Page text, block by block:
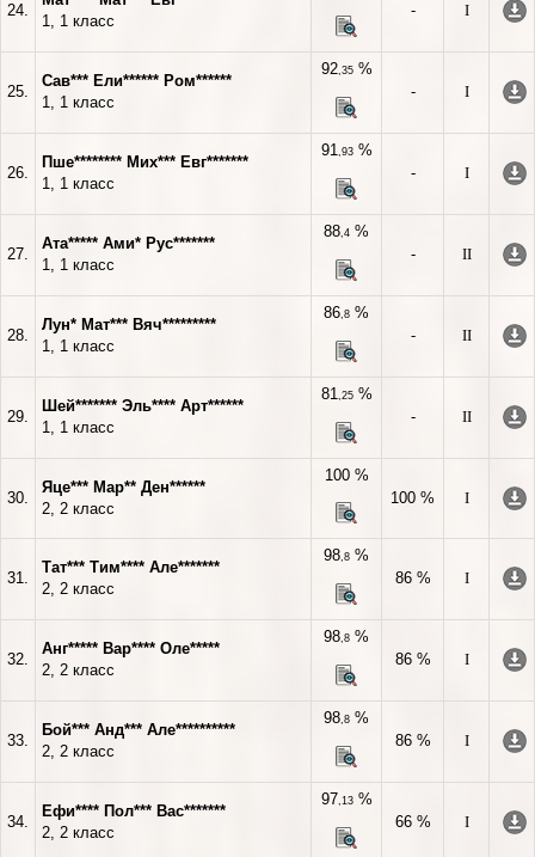
24.
1, 1 класс
- I
25.
Сав*** Ели****** Ром******
1, 1 класс
92,35%
-
I
26.
Пше******** Мих*** Евг*******
1, 1 класс
91,93%
-
I
27.
Ата***** Ами* Рус*******
1, 1 класс
88,4 %
-
II
28.
Лун* Мат*** Вяч*********
1, 1 класс
86,8 %
-
II
29.
Шей******* Эль**** Арт******
1, 1 класс
81,25%
-
II
30.
Яце*** Мар** Ден******
2, 2 класс
100 %
100 %
I
31.
Тат*** Тим**** Але*******
2, 2 класс
98,8 %
86 %
I
32.
Анг***** Вар**** Оле*****
2, 2 класс
98,8 %
86 %
I
33.
Бой*** Анд*** Але**********
2, 2 класс
98,8 %
86 %
I
34.
Ефи**** Пол*** Вас*******
2, 2 класс
97,13%
66 %
I